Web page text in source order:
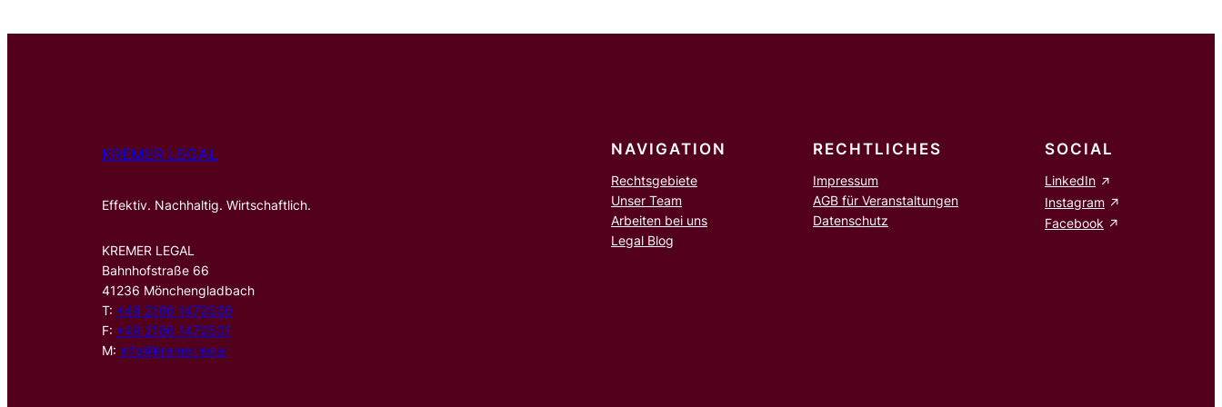
KREMER LEGAL
Effektiv. Nachhaltig. Wirtschaftlich.
KREMER LEGAL
Bahnhofstraße 66
41236 Mönchengladbach
T: +49 2166 1470500
F: +49 2166 1470501
M: info@kremer.legal
NAVIGATION
Rechtsgebiete
Unser Team
Arbeiten bei uns
Legal Blog
RECHTLICHES
Impressum
AGB für Veranstaltungen
Datenschutz
SOCIAL
LinkedIn
Instagram
Facebook